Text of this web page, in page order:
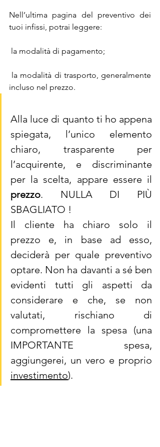
Nell’ultima pagina del preventivo dei
tuoi infissi, potrai leggere:
la modalità di pagamento;
incluso nel prezzo.
Alla luce di quanto ti ho appena
spiegata, l’unico elemento
chiaro, trasparente per
l’acquirente, e discriminante
prezzo. NULLA DI PIÙ
SBAGLIATO !
Il cliente ha chiaro solo il
prezzo e, in base ad esso,
deciderà per quale preventivo
optare. Non ha davanti a sé ben
evidenti tutti gli aspetti da
considerare e che, se non
valutati, rischiano di
compromettere la spesa (una
IMPORTANTE spesa,
investimento).